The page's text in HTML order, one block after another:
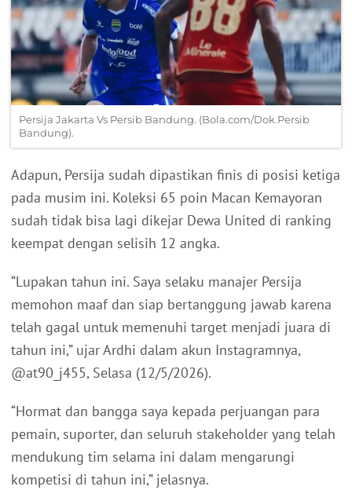
Persija Jakarta Vs Persib Bandung. (Bola.com/Dok.Persib
Bandung).
Adapun, Persija sudah dipastikan finis di posisi ketiga
pada musim ini. Koleksi 65 poin Macan Kemayoran
sudah tidak bisa lagi dikejar Dewa United di ranking
keempat dengan selisih 12 angka.
“Lupakan tahun ini. Saya selaku manajer Persija
memohon maaf dan siap bertanggung jawab karena
telah gagal untuk memenuhi target menjadi juara di
tahun ini,” ujar Ardhi dalam akun Instagramnya,
@at90_j455, Selasa (12/5/2026).
“Hormat dan bangga saya kepada perjuangan para
pemain, suporter, dan seluruh stakeholder yang telah
mendukung tim selama ini dalam mengarungi
kompetisi di tahun ini,” jelasnya.